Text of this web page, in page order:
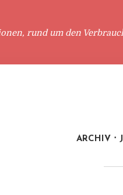
rund um den
ARCHIV